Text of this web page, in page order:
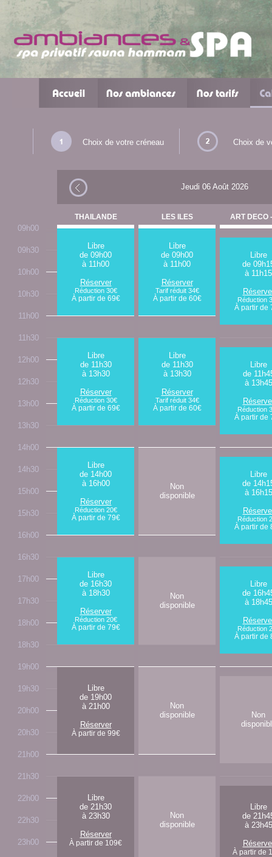
Choix de votre créneau Choix de
Jeudi 06 Août 2026
09h00
09h30
10h00
10h30
11h00
11h30
12h00
12h30
13h00
13h30
14h00
14h30
15h00
15h30
16h00
16h30
17h00
17h30
18h00
18h30
19h00
19h30
20h00
20h30
21h00
21h30
22h00
22h30
23h00
THAILANDE
Libre
de 09h00
à 11h00
Réserver
Réduction 30€
À partir de 69€
Libre
de 11h30
à 13h30
Réserver
Réduction 30€
À partir de 69€
Libre
de 14h00
à 16h00
Réserver
Réduction 20€
À partir de 79€
Libre
de 16h30
à 18h30
Réserver
Réduction 20€
À partir de 79€
Libre
de 19h00
à 21h00
Réserver
À partir de 99€
Libre
de 21h30
à 23h30
Réserver
À partir de 109€
LES ILES
Libre
de 09h00
à 11h00
Réserver
Tarif réduit 34€
À partir de 60€
Libre
de 11h30
à 13h30
Réserver
Tarif réduit 34€
À partir de 60€
Non
disponible
Non
disponible
Non
disponible
Non
disponible
ART DECO
Libre
de
à 11h15
Réduction
À partir de
Libre
de
à 13h45
Réduction
À partir de
Libre
de
à 16h15
Réduction
À partir de
Libre
de
à 18h45
Réduction
À partir de
Non
Libre
de
à 23h45
À partir de